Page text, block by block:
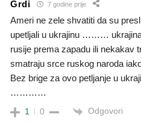
Grdi 7 godine prije
Ameri ne zele shvatiti da su
upetljali u ukrajinu ………
rusije prema zapadu ili nekakav
smatraju srce ruskog naroda
Bez brige za ovo petljanje u
…………
1 0 Odgovori